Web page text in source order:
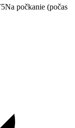
Na počkanie (počas